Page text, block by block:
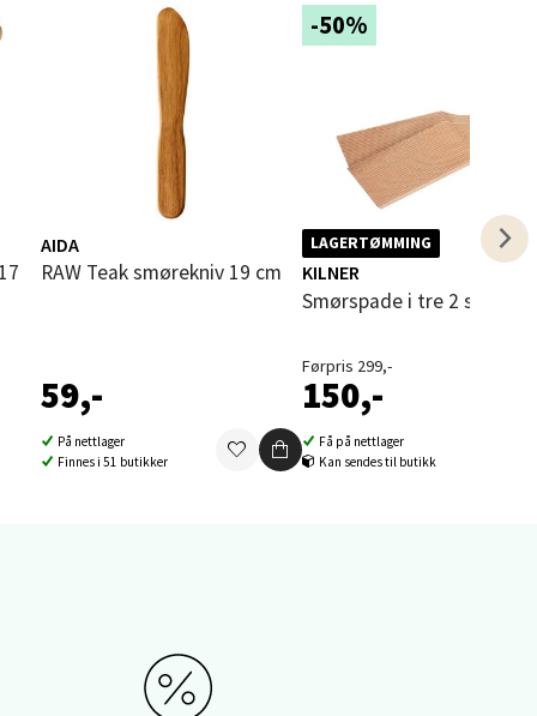
AIDA
RAW Teak smørekniv 19 cm
59,-
På nettlager
Finnes i 51 butikker
-50%
LAGERTØMMING
KILNER
Smørspade i tre 2 stk 23
Førpris 299,-
150,-
Få på nettlager
Kan sendes til butikk